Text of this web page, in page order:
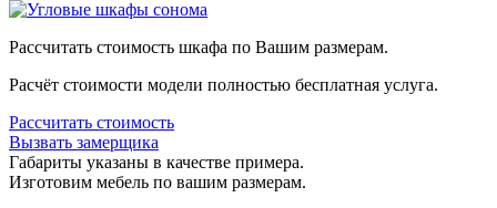
Рассчитать стоимость шкафа по Вашим размерам.
Расчёт стоимости модели полностью бесплатная услуга.
Рассчитать стоимость
Вызвать замерщика
Габариты указаны в качестве примера.
Изготовим мебель по вашим размерам.